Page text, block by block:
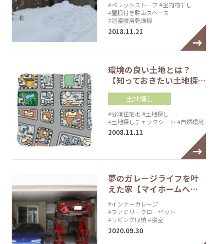
#ペレットストーブ#室内物干し
#屋根付き駐車スペース
#浴室暖房乾燥機
2018.11.21
環境の良い土地とは？
【知っておきたい土地探…
土地探し
#分譲住宅地#土地探し
#土地探しチェックシート #自然環境
2008.11.11
夢のガレージライフを叶
えた家【マイホームへ…
#インナーガレージ
#ファミリークローゼット
#リビング収納 #寝室
2020.09.30